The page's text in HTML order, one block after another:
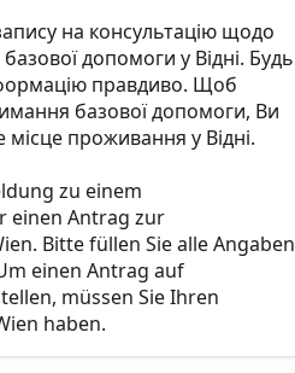
на консультацію щодо
допомоги у Відні. Будь
правдиво. Щоб
базової допомоги, Ви
проживання у Відні.
zu einem
einen Antrag zur
Bitte füllen Sie alle Angaben
einen Antrag auf
müssen Sie Ihren
haben.